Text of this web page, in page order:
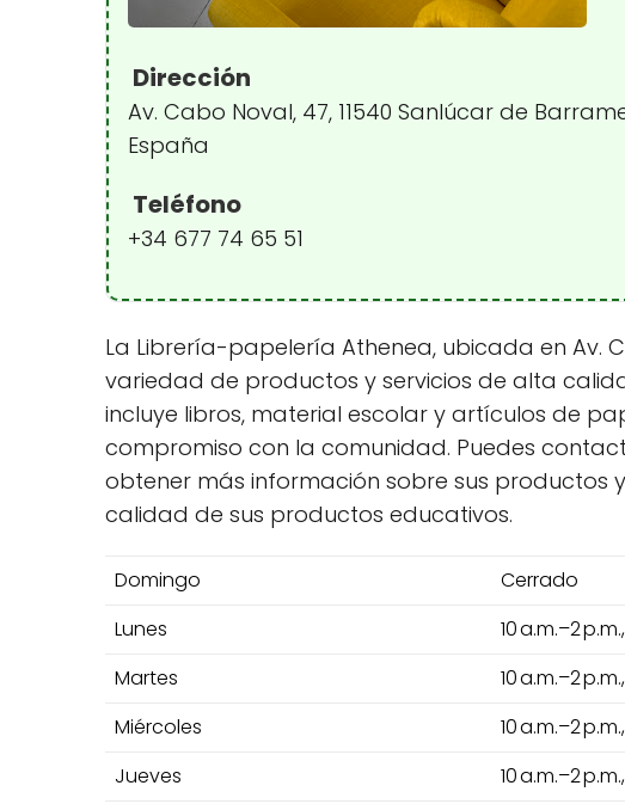
Dirección
Av. Cabo Noval, 47, 11540 Sanlúcar de
España
Teléfono
+34 677 74 65 51
La Librería-papelería Athenea, ubicada en Av.
variedad de productos y servicios de alta
incluye libros, material escolar y artículos de
compromiso con la comunidad. Puedes
obtener más información sobre sus productos
calidad de sus productos educativos.
Domingo
Cerrado
Lunes
10 a.m.–2
Martes
10 a.m.–2
Miércoles
10 a.m.–2
Jueves
10 a.m.–2